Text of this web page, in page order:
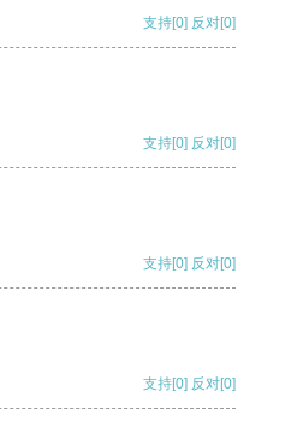
支持[0] 反对[0]
支持[0] 反对[0]
支持[0] 反对[0]
支持[0] 反对[0]